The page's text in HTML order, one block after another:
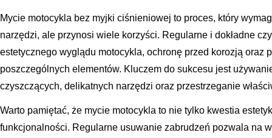
Mycie motocykla bez myjki ciśnieniowej to proces, który
narzędzi, ale przynosi wiele korzyści. Regularne i dokładne
estetycznego wyglądu motocykla, ochronę przed korozją oraz
poszczególnych elementów. Kluczem do sukcesu jest
czyszczących, delikatnych narzędzi oraz przestrzeganie
Warto pamiętać, że mycie motocykla to nie tylko kwestia
funkcjonalności. Regularne usuwanie zabrudzeń pozwala na